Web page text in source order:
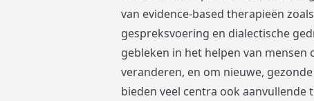
van evidence-based therapieën
gespreksvoering en dialectische
gebleken in het helpen van
veranderen, en om nieuwe,
bieden veel centra ook